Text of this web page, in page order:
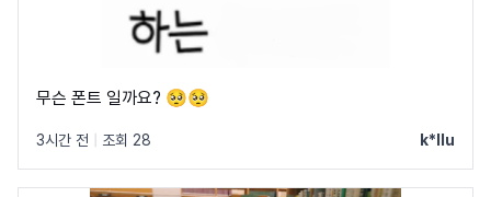
무슨 폰트 일까요? 🥺🥺
3시간 전 조회 28 k*llu